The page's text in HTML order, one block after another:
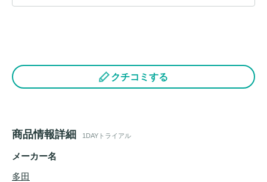
クチコミする
商品情報詳細 1DAYトライアル
メーカー名
多田